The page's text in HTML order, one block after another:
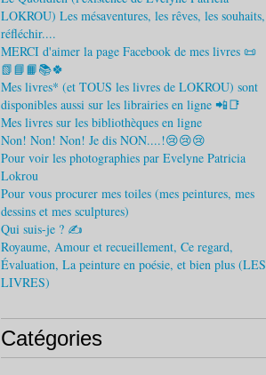
LOKROU) Les mésaventures, les rêves, les souhaits,
réfléchir....
MERCI d'aimer la page Facebook de mes livres 📜
📗📘📙📚🍀
Mes livres* (et TOUS les livres de LOKROU) sont
disponibles aussi sur les librairies en ligne 📲📑
Mes livres sur les bibliothèques en ligne
Non! Non! Non! Je dis NON....!😢😢😢
Pour voir les photographies par Evelyne Patricia
Lokrou
Pour vous procurer mes toiles (mes peintures, mes
dessins et mes sculptures)
Qui suis-je ? ✍
Royaume, Amour et recueillement, Ce regard,
Évaluation, La peinture en poésie, et bien plus (LES
LIVRES)
Catégories